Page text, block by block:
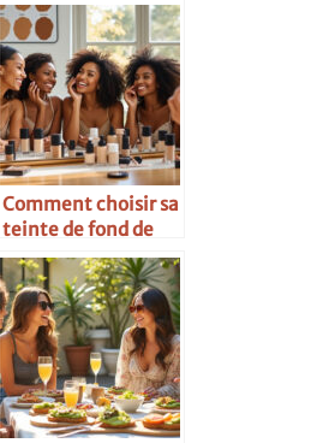
Comment choisir sa
teinte de fond de
teint idéale